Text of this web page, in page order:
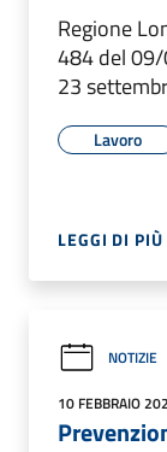
Regione
484 del
23
Lavoro
LEGGI DI PIÙ
NOTIZIE
10 FEBBRAIO